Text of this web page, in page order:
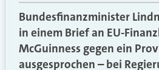
Bundesfinanzminister
in einem Brief an EU-
McGuinness gegen ein
ausgesprochen – bei